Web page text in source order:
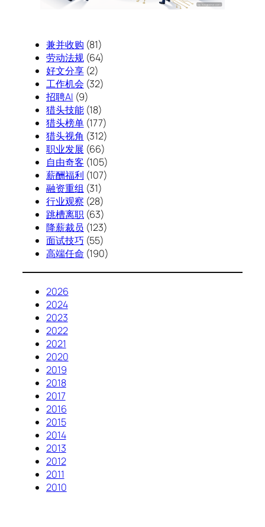
兼并收购 (81)
劳动法规(64)
好文分享(2)
工作机会 (32)
招聘AI (9)
猎头技能(18)
猎头榜单(177)
猎头视角 (312)
职业发展 (66)
自由奇客 (105)
薪酬福利 (107)
融资重组 (31)
行业观察 (28)
跳槽离职(63)
降薪裁员 (123)
面试技巧 (55)
高端任命 (190)
2026
2024
2023
2022
2021
2020
2019
2018
2017
2016
2015
2014
2013
2012
2011
2010